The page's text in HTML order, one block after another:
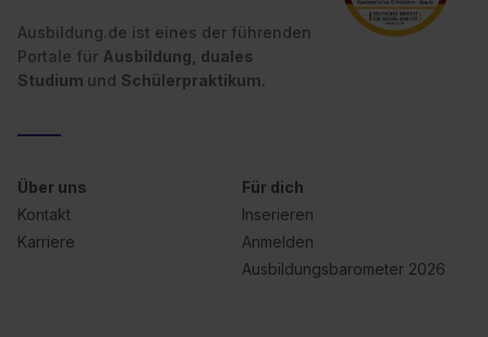
Ausbildung.de ist eines der führenden
Portale für Ausbildung, duales
Studium und Schülerpraktikum.
Über uns
Kontakt
Karriere
Für dich
Inserieren
Anmelden
Ausbildungsbarometer 2026